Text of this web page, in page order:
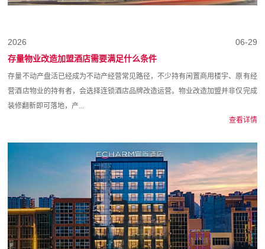
06-29
2026
存量物业改造加盟酒店需要满足什么条件
存量不动产盘活已经成为不动产经营常见路径，不少持有闲置商用楼宇、原有经
营酒店物业的持有者，会选择连锁酒店品牌改造运营。物业改造加盟并非仅完成
装修翻新即可落地，产...
查看详情